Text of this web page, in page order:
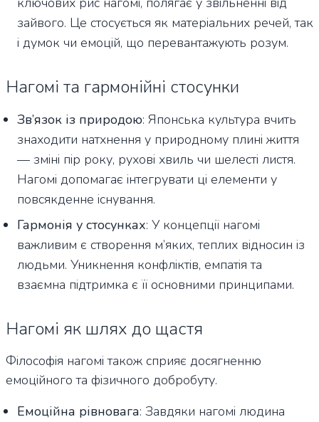
зайвого. Це стосується як матеріальних речей, так
і думок чи емоцій, що перевантажують розум.
Нагомі та гармонійні стосунки
Зв’язок із природою: Японська культура вчить
знаходити натхнення у природному плині життя
— зміні пір року, рухові хвиль чи шелесті листя.
Нагомі допомагає інтегрувати ці елементи у
повсякденне існування.
Гармонія у стосунках: У концепції нагомі
важливим є створення м’яких, теплих відносин із
людьми. Уникнення конфліктів, емпатія та
взаємна підтримка є її основними принципами.
Нагомі як шлях до щастя
Філософія нагомі також сприяє досягненню
емоційного та фізичного добробуту.
Емоційна рівновага: Завдяки нагомі людина